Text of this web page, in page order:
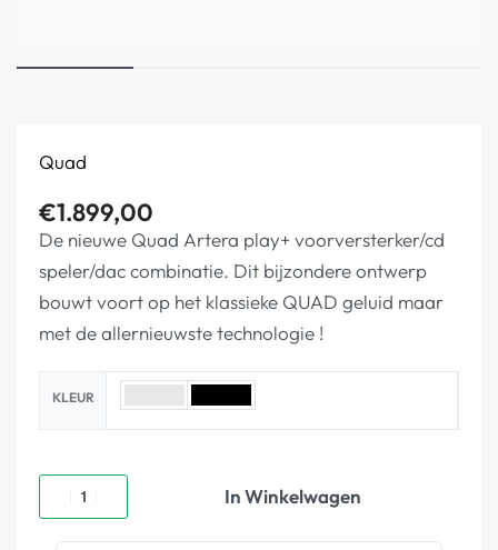
Quad
€1.899,00
De nieuwe Quad Artera play+ voorversterker/cd
speler/dac combinatie. Dit bijzondere ontwerp
bouwt voort op het klassieke QUAD geluid maar
met de allernieuwste technologie !
KLEUR
In Winkelwagen